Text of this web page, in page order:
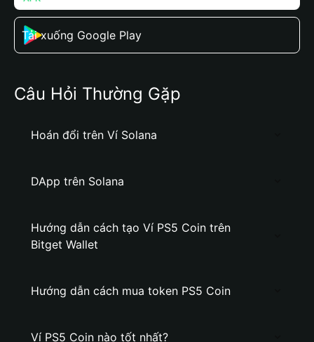
Tải xuống Google Play
Câu Hỏi Thường Gặp
Hoán đổi trên Ví Solana
DApp trên Solana
Hướng dẫn cách tạo Ví PS5 Coin trên
Bitget Wallet
Hướng dẫn cách mua token PS5 Coin
Ví PS5 Coin nào tốt nhất?